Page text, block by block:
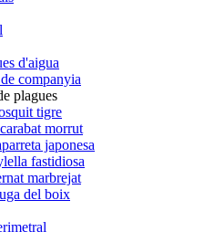
d'aigua
companyia
plagues
tigre
morrut
japonesa
fastidiosa
marbrejat
del boix